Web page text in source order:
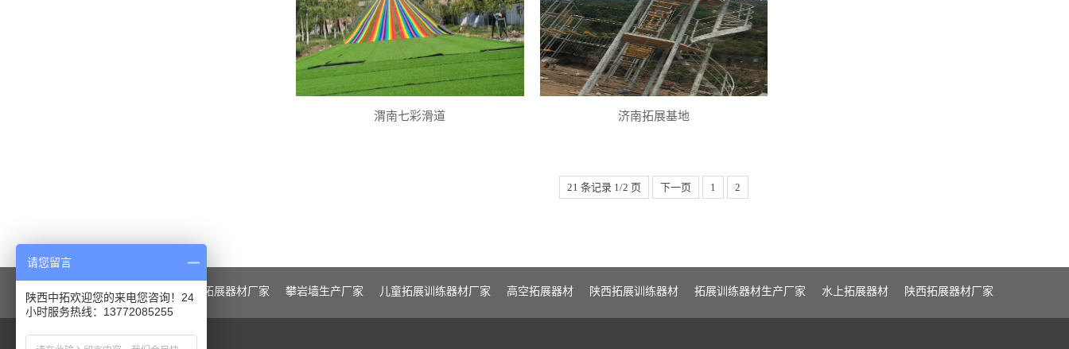
渭南七彩滑道 济南拓展基地
21 条记录 1/2 页 下一页 1 2
陕西中拓核心业务: 户外拓展器材厂家 攀岩墙生产厂家 儿童拓展训练器材厂家 高空拓展器材 陕西拓展训练器材 拓展训练器材生产厂家 水上拓展器材 陕西拓展器材厂家
请您留言
陕西中拓欢迎您的来电您咨询！24
小时服务热线：13772085255